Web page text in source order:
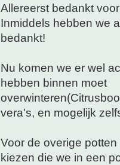
Allereerst bedankt
Inmiddels hebben we
bedankt!
Nu komen we er wel
hebben binnen moet
vera's, en mogelijk
Voor de overige
kiezen die we in een